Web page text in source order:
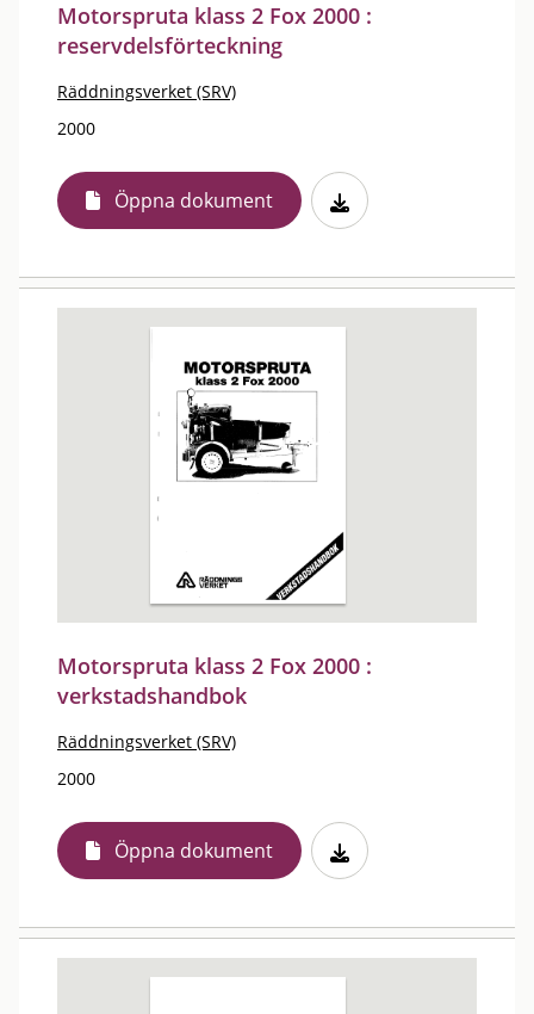
Motorspruta klass 2 Fox 2000 :
reservdelsförteckning
Räddningsverket (SRV)
2000
Öppna dokument
Motorspruta klass 2 Fox 2000 :
verkstadshandbok
Räddningsverket (SRV)
2000
Öppna dokument